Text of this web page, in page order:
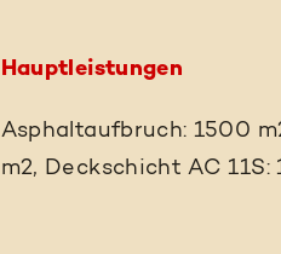
Hauptleistungen
Asphaltaufbruch: 1500
m2, Deckschicht AC 11S: